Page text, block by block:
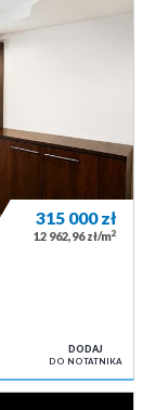
315 000zł
12 962,96 zł/m2
DODAJ
DO NOTATNIKA